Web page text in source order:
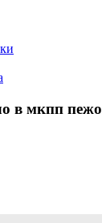
в мкпп пежо